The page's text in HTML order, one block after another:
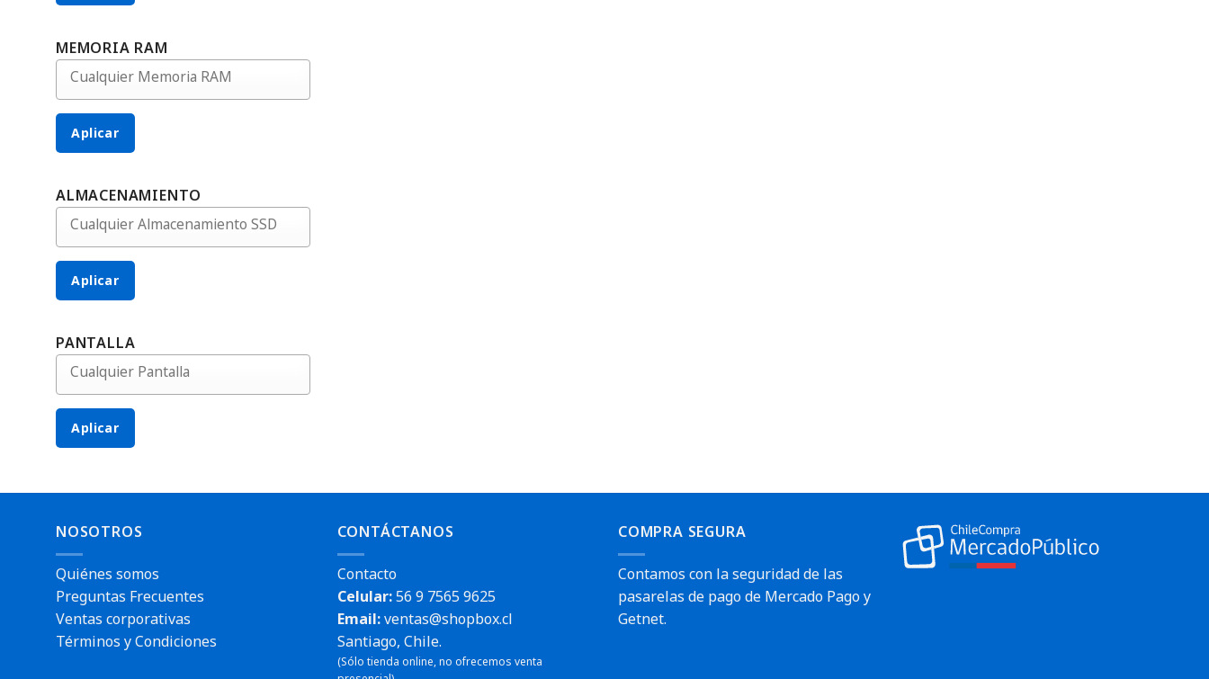
MEMORIA RAM
Aplicar
ALMACENAMIENTO
Aplicar
PANTALLA
Aplicar
NOSOTROS
Quiénes somos
Preguntas Frecuentes
Ventas corporativas
Términos y Condiciones
CONTÁCTANOS
Contacto
Celular:56 9 7565 9625
Email:ventas@shopbox.cl
Santiago, Chile.
(Sólo tienda online, no ofrecemos venta
COMPRA SEGURA
Contamos con la seguridad de las
pasarelas de pago de Mercado Pago y
Getnet.